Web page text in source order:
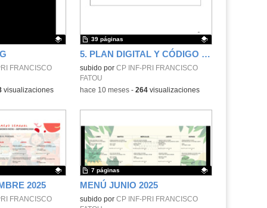
FRANCISCO
visualizaciones
5. PLAN DIGITAL Y CÓDIGO ESCUELA 4.0 ACTUALIZADO A 12-10-2025
Contenido educativo.
subido por CP INF-PRI FRANCISCO
FATOU
39 páginas
-hace 10 meses- 264visualizaciones
2025
FRANCISCO
MENÚ JUNIO 2025
Contenido educativo.
subido por CP INF-PRI FRANCISCO
7 páginas